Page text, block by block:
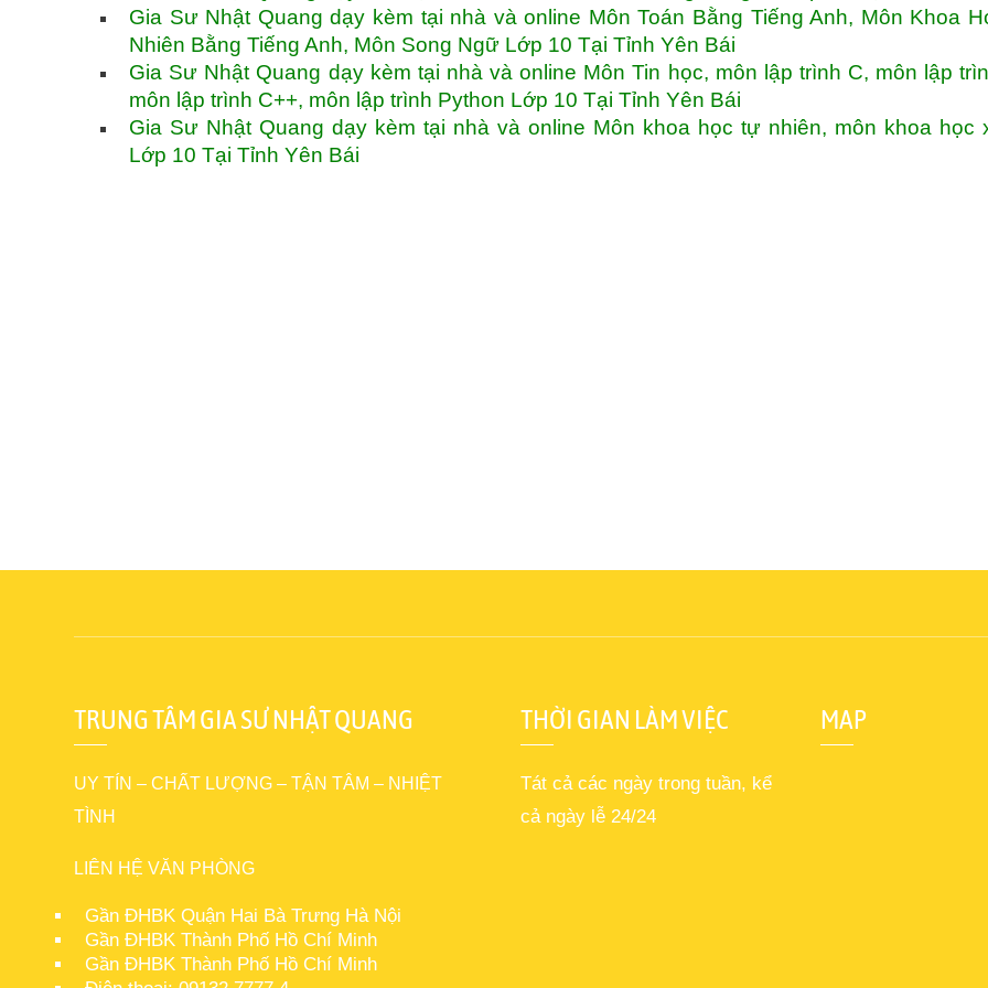
Gia Sư Nhật Quang dạy kèm tại nhà và online Môn Toán Bằng Tiếng Anh, Môn Khoa
Nhiên Bằng Tiếng Anh, Môn Song Ngữ Lớp 10 Tại Tỉnh Yên Bái
Gia Sư Nhật Quang dạy kèm tại nhà và online Môn Tin học, môn lập trình C, môn lập
môn lập trình C++, môn lập trình Python Lớp 10 Tại Tỉnh Yên Bái
Gia Sư Nhật Quang dạy kèm tại nhà và online Môn khoa học tự nhiên, môn khoa học
Lớp 10 Tại Tỉnh Yên Bái
TRUNG TÂM GIA SƯ NHẬT QUANG
UY TÍN – CHẤT LƯỢNG – TẬN TÂM – NHIỆT
TÌNH
LIÊN HỆ VĂN PHÒNG
Gần ĐHBK Quận Hai Bà Trưng Hà Nội
Gần ĐHBK Thành Phố Hồ Chí Minh
Gần ĐHBK Thành Phố Hồ Chí Minh
THỜI GIAN LÀM VIỆC
Tát cả các ngày trong tuần, kể
cả ngày lễ 24/24
MAP